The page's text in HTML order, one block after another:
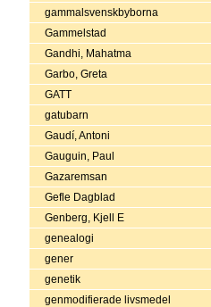
gammalsvenskbyborna
Gammelstad
Gandhi, Mahatma
Garbo, Greta
GATT
gatubarn
Gaudí, Antoni
Gauguin, Paul
Gazaremsan
Gefle Dagblad
Genberg, Kjell E
genealogi
gener
genetik
genmodifierade livsmedel